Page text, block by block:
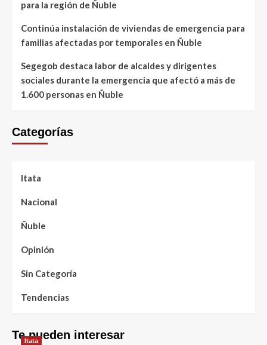
para la región de Ñuble
Continúa instalación de viviendas de emergencia para
familias afectadas por temporales en Ñuble
Segegob destaca labor de alcaldes y dirigentes
sociales durante la emergencia que afectó a más de
1.600 personas en Ñuble
Categorías
Itata
Nacional
Ñuble
Opinión
Sin Categoría
Tendencias
Te pueden interesar
Itata